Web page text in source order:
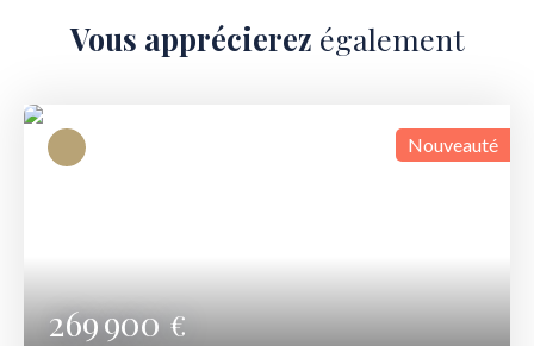
Vous apprécierez également
269 900€
Nouveauté